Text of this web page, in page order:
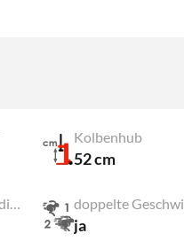
Kolbenhub
52 cm
Absenkbarer Kolben (für die Verschiebung und die Verschliessung doppelte
ja